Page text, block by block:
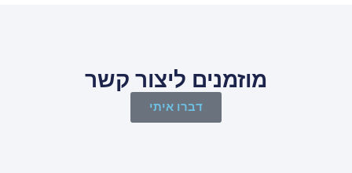
מוזמנים ליצור קשר
דברו איתי